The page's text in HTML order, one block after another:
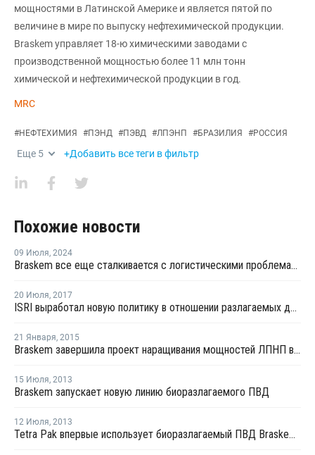
мощностями в Латинской Америке и является пятой по
величине в мире по выпуску нефтехимической продукции.
Braskem управляет 18-ю химическими заводами с
производственной мощностью более 11 млн тонн
химической и нефтехимической продукции в год.
MRC
#НЕФТЕХИМИЯ #ПЭНД #ПЭВД #ЛПЭНП #БРАЗИЛИЯ #РОССИЯ
Еще 5 +Добавить все теги в фильтр
Похожие новости
09 Июля, 2024
Braskem все еще сталкивается с логистическими проблемами на своих заводах в Триунфо
20 Июля, 2017
ISRI выработал новую политику в отношении разлагаемых добавок для пластиковой упаковки
21 Января, 2015
Braskem завершила проект наращивания мощностей ЛПНП в Бразилии
15 Июля, 2013
Braskem запускает новую линию биоразлагаемого ПВД
12 Июля, 2013
Tetra Pak впервые использует биоразлагаемый ПВД Braskem для своей упаковки в Бразилии